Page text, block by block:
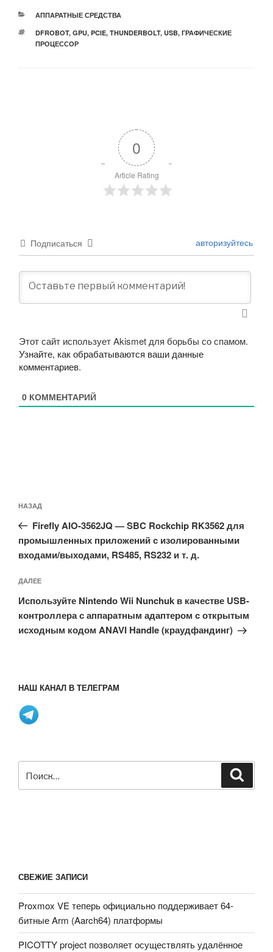
РУБРИКИ
АППАРАТНЫЕ СРЕДСТВА
МЕТКИ
DFROBOT, GPU, PCIE, THUNDERBOLT, USB, ГРАФИЧЕСКИЕ
ПРОЦЕССОР
0
Article Rating
Подписаться авторизуйтесь
Этот сайт использует Akismet для борьбы со спамом.
Узнайте, как обрабатываются ваши данные
комментариев.
0 КОММЕНТАРИЙ
по
записям
Предыдущая
запись:
НАЗАД
Firefly AIO-3562JQ — SBC Rockchip RK3562 для
промышленных приложений с изолированными
входами/выходами, RS485, RS232 и т. д.
Следующая
запись
ДАЛЕЕ
Используйте Nintendo Wii Nunchuk в качестве USB-
контроллера с аппаратным адаптером с открытым
исходным кодом ANAVI Handle (краудфандинг)
НАШ КАНАЛ В ТЕЛЕГРАМ
СВЕЖИЕ ЗАПИСИ
Proxmox VE теперь официально поддерживает 64-
битные Arm (Aarch64) платформы
PICOTTY project позволяет осуществлять удалённое